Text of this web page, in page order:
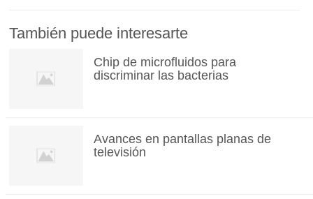
También puede interesarte
Chip de microfluidos para
discriminar las bacterias
Avances en pantallas planas de
televisión